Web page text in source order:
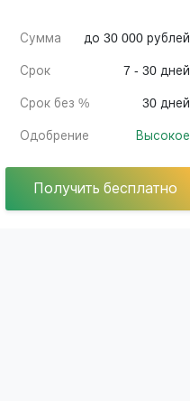
Сумма до 30 000 рублей
Срок 7 - 30 дней
Срок без % 30 дней
Одобрение Высокое
Получить бесплатно